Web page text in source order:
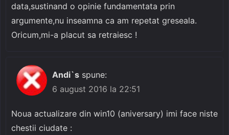
data,sustinand o opinie fundamentata prin
argumente,nu inseamna ca am repetat greseala.
Oricum,mi-a placut sa retraiesc !
Andi`s spune:
6 august 2016 la 22:51
Noua actualizare din win10 (aniversary) imi face niste
chestii ciudate :